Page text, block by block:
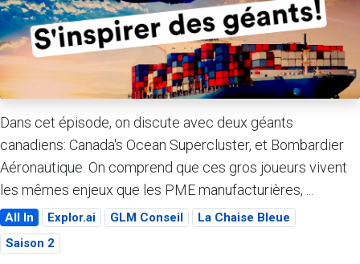
Dans cet épisode, on discute avec deux géants
canadiens: Canada's Ocean Supercluster, et Bombardier
Aéronautique. On comprend que ces gros joueurs vivent
les mêmes enjeux que les PME manufacturières, ...
All In Explor.ai GLM Conseil
La Chaise Bleue
Saison 2